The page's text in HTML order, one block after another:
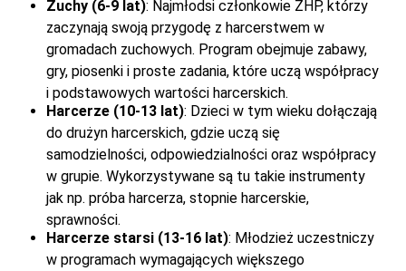
Zuchy (6-9 lat): Najmłodsi członkowie ZHP, którzy
zaczynają swoją przygodę z harcerstwem w
gromadach zuchowych. Program obejmuje zabawy,
gry, piosenki i proste zadania, które uczą współpracy
i podstawowych wartości harcerskich.
Harcerze (10-13 lat): Dzieci w tym wieku dołączają
do drużyn harcerskich, gdzie uczą się
samodzielności, odpowiedzialności oraz współpracy
w grupie. Wykorzystywane są tu takie instrumenty
jak np. próba harcerza, stopnie harcerskie,
sprawności.
Harcerze starsi (13-16 lat): Młodzież uczestniczy
w programach wymagających większego